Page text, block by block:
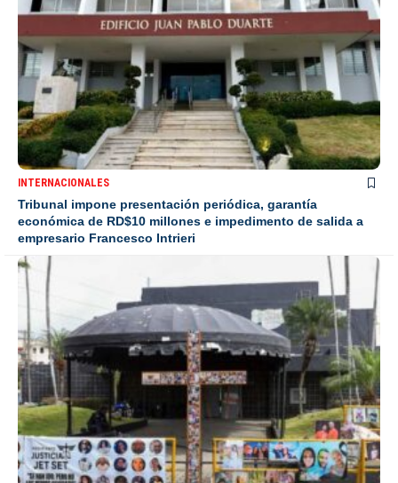
INTERNACIONALES
Tribunal impone presentación periódica, garantía
económica de RD$10 millones e impedimento de salida a
empresario Francesco Intrieri